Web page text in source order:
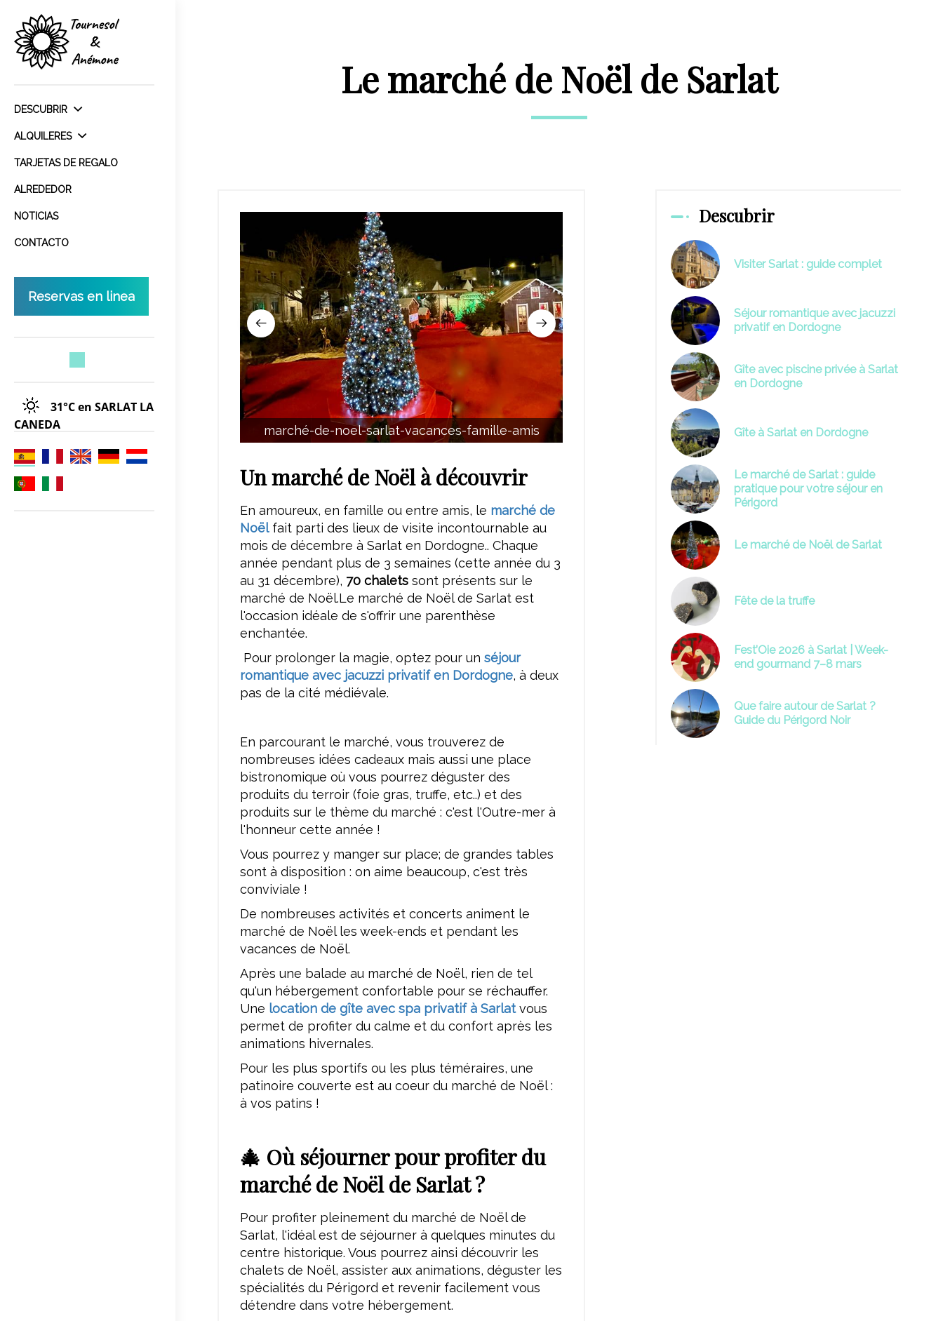
DESCUBRIR
ALQUILERES
TARJETAS DE REGALO
ALREDEDOR
NOTICIAS
CONTACTO
Reservas en linea
31°Cen SARLAT LA
CANEDA
Le marché de Noël de Sarlat
marché-de-noel-sarlat-vacances-famille-amis noël-sarlat-Dordogne-fête-cadeaux
Un marché de Noël à découvrir
En amoureux, en famille ou entre amis, le marché de
Noëlfait parti des lieux de visite incontournable au
mois de décembre à Sarlat en Dordogne.. Chaque
année pendant plus de 3 semaines (cette année du 3
au 31 décembre), 70 chalets sont présents sur le
marché de Noël.Le marché de Noël de Sarlat est
l'occasion idéale de s'offrir une parenthèse
enchantée.
Pour prolonger la magie, optez pour un séjour
romantique avec jacuzzi privatif en Dordogne, à deux
pas de la cité médiévale.
En parcourant le marché, vous trouverez de
nombreuses idées cadeaux mais aussi une place
bistronomique où vous pourrez déguster des
produits du terroir (foie gras, truffe, etc..) et des
produits sur le thème du marché : c'est l'Outre-mer à
l'honneur cette année !
Vous pourrez y manger sur place; de grandes tables
sont à disposition : on aime beaucoup, c'est très
conviviale !
De nombreuses activités et concerts animent le
marché de Noël les week-ends et pendant les
vacances de Noël.
Après une balade au marché de Noël, rien de tel
qu'un hébergement confortable pour se réchauffer.
Une location de gîte avec spa privatif à Sarlatvous
permet de profiter du calme et du confort après les
animations hivernales.
Pour les plus sportifs ou les plus téméraires, une
patinoire couverte est au coeur du marché de Noël :
à vos patins !
🎄 Où séjourner pour profiter du
marché de Noël de Sarlat ?
Pour profiter pleinement du marché de Noël de
Sarlat, l'idéal est de séjourner à quelques minutes du
centre historique. Vous pourrez ainsi découvrir les
chalets de Noël, assister aux animations, déguster les
spécialités du Périgord et revenir facilement vous
détendre dans votre hébergement.
Descubrir
Visiter Sarlat : guide complet
Séjour romantique avec jacuzzi
privatif en Dordogne
Gîte avec piscine privée à Sarlat
en Dordogne
Gîte à Sarlat en Dordogne
Le marché de Sarlat : guide
pratique pour votre séjour en
Périgord
Le marché de Noël de Sarlat
Fête de la truffe
Fest’Oie 2026 à Sarlat | Week-
end gourmand 7–8 mars
Que faire autour de Sarlat ?
Guide du Périgord Noir